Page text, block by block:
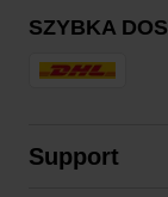
SZYBKA
Support